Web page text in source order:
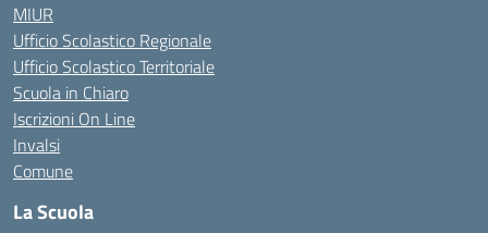
MIUR
Ufficio Scolastico Regionale
Ufficio Scolastico Territoriale
Scuola in Chiaro
Iscrizioni On Line
Invalsi
Comune
La Scuola